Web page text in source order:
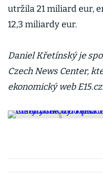
utržila 21 miliard eur,
12,3 miliardy eur.
Daniel Křetínský je
Czech News Center,
ekonomický web E15.cz.